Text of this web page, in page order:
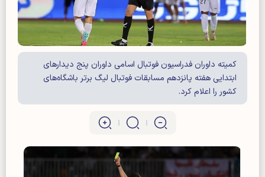
کمیته داوران فدراسیون فوتبال اسامی داوران پنج دیدار‌های
ابتدایی هفته پانزدهم مسابقات فوتبال لیگ برتر باشگاه‌های
کشور را اعلام کرد.